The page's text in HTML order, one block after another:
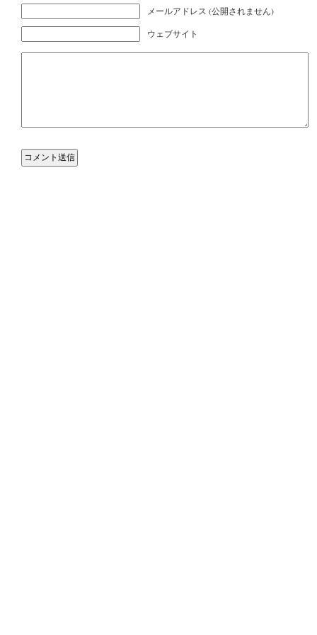
メールアドレス (公開されません)
ウェブサイト